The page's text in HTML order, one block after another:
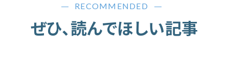
RECOMMENDED
ぜひ、読んでほしい記事